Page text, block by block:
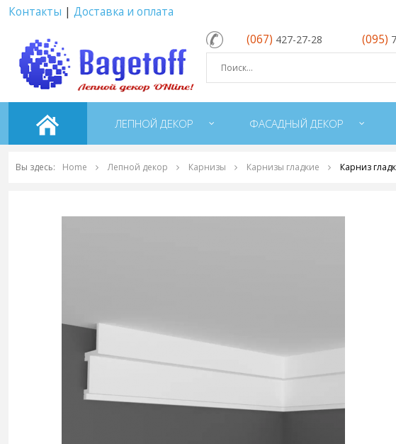
Контакты | Доставка и оплата
(067) 427-27-28 (095)
ЛЕПНОЙ ДЕКОР ФАСАДНЫЙ ДЕКОР
Вы здесь: Home Лепной декор Карнизы Карнизы гладкие Карниз